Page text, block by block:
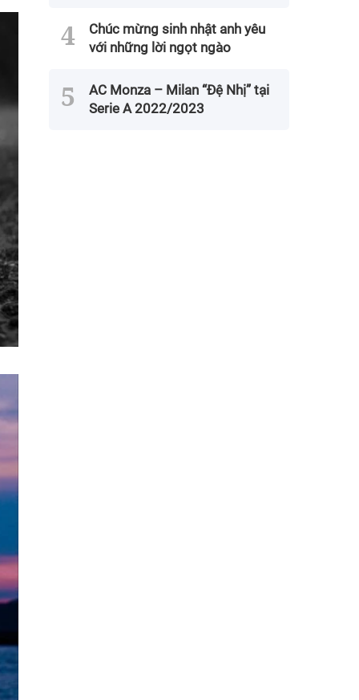
Chúc mừng sinh nhật anh yêu
với những lời ngọt ngào
AC Monza – Milan “Đệ Nhị” tại
Serie A 2022/2023